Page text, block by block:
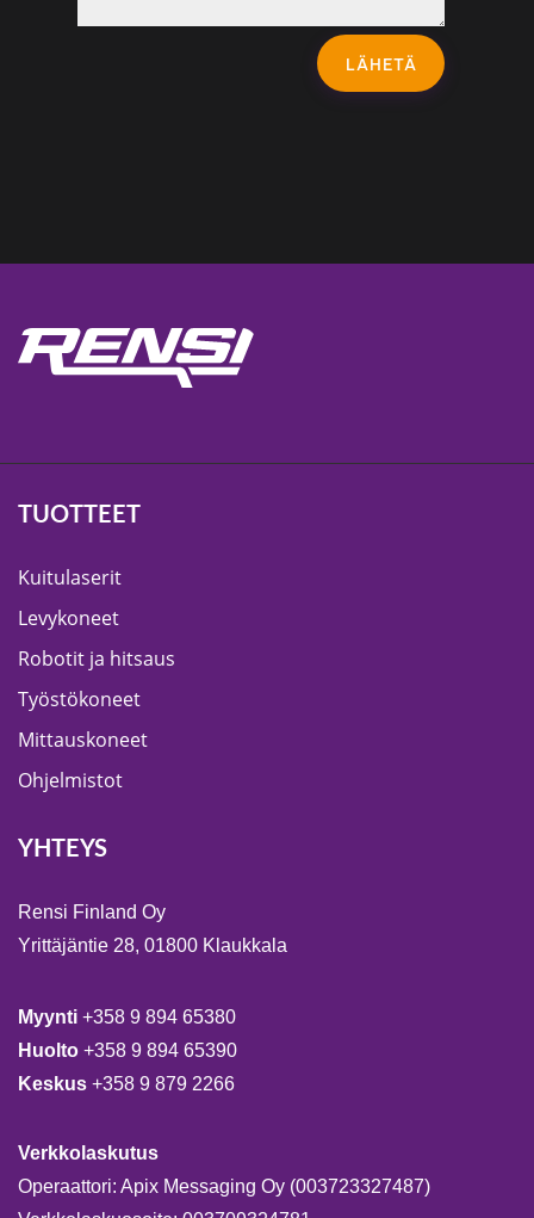
LÄHETÄ
TUOTTEET
Kuitulaserit
Levykoneet
Robotit ja hitsaus
Työstökoneet
Mittauskoneet
Ohjelmistot
YHTEYS
Rensi Finland Oy
Yrittäjäntie 28, 01800 Klaukkala
Myynti +358 9 894 65380
Huolto +358 9 894 65390
Keskus +358 9 879 2266
Verkkolaskutus
Operaattori: Apix Messaging Oy (003723327487)